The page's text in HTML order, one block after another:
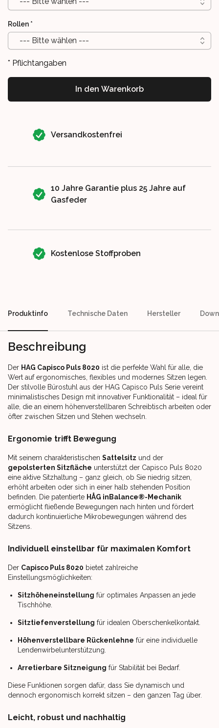
Rollen *
--- Bitte wählen ---
* Pflichtangaben
In den Warenkorb
Versandkostenfrei
10 Jahre Garantie plus 25 Jahre auf
Gasfeder
Kostenlose Stoffproben
Produktinfo Technische Daten Hersteller
Beschreibung
Der HAG Capisco Puls 8020 ist die perfekte Wahl für alle, die
Wert auf ergonomisches, flexibles und modernes Sitzen legen.
Der stilvolle Bürostuhl aus der HAG Capisco Puls Serie vereint
minimalistisches Design mit innovativer Funktionalität – ideal für
alle, die an einem höhenverstellbaren Schreibtisch arbeiten oder
öfter zwischen Sitzen und Stehen wechseln.
Ergonomie trifft Bewegung
Mit seinem charakteristischen Sattelsitz und der
gepolsterten Sitzfläche unterstützt der Capisco Puls 8020
eine aktive Sitzhaltung – ganz gleich, ob Sie niedrig sitzen,
erhöht arbeiten oder sich in einer halb stehenden Position
befinden. Die patentierte HÅG inBalance®-Mechanik
ermöglicht fließende Bewegungen nach hinten und fördert
dadurch kontinuierliche Mikrobewegungen während des
Sitzens.
Individuell einstellbar für maximalen Komfort
Der Capisco Puls 8020 bietet zahlreiche
Einstellungsmöglichkeiten:
Sitzhöheneinstellung für optimales Anpassen an jede
Tischhöhe.
Sitztiefenverstellung für idealen Oberschenkelkontakt.
Höhenverstellbare Rückenlehne für eine individuelle
Lendenwirbelunterstützung.
Arretierbare Sitzneigung für Stabilität bei Bedarf.
Diese Funktionen sorgen dafür, dass Sie dynamisch und
dennoch ergonomisch korrekt sitzen – den ganzen Tag über.
Leicht, robust und nachhaltig